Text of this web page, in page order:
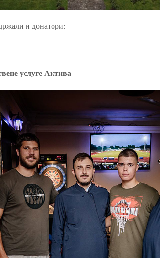
и донатори:
услуге Актива